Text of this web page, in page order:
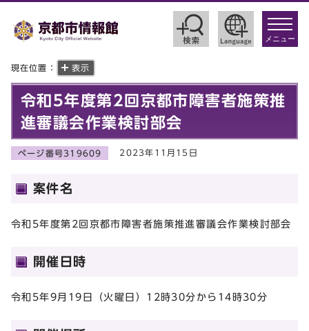
toggle
メニュー
現在位置： 表示
令和5年度第2回京都市障害者施策推
進審議会作業検討部会
ページ番号319609 2023年11月15日
案件名
令和5年度第2回京都市障害者施策推進審議会作業検討部会
開催日時
令和5年9月19日（火曜日）12時30分から14時30分